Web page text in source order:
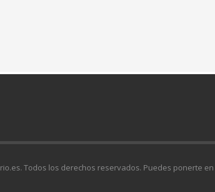
Todos los derechos reservados. Puedes ponerte en